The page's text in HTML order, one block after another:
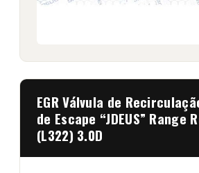
EGR Válvula de
de Escape “JDEUS” Range
(L322) 3.0D